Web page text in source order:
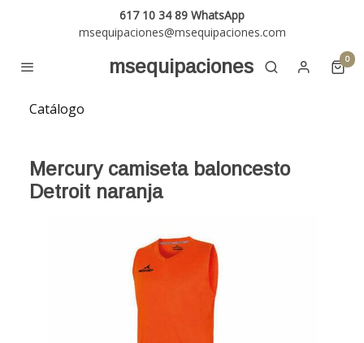
617 10 34 89 WhatsApp
msequipaciones@msequipaciones.com
msequipaciones 0
Catálogo
Mercury camiseta baloncesto
Detroit naranja